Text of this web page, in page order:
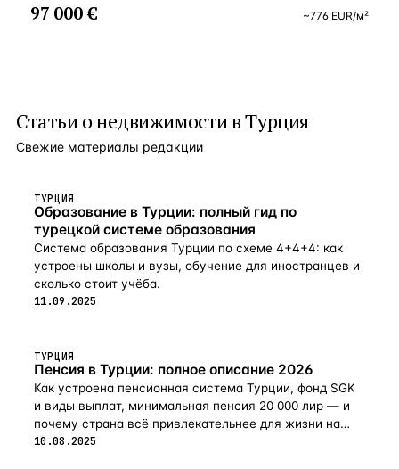
97 000 € ~776 EUR/м²
Статьи онедвижимости в Турция
Свежие материалы редакции
ТУРЦИЯ
Образование в Турции: полный гид по
турецкой системе образования
Система образования Турции по схеме 4+4+4: как
устроены школы и вузы, обучение для иностранцев и
сколько стоит учёба.
11.09.2025
ТУРЦИЯ
Пенсия в Турции: полное описание 2026
Как устроена пенсионная система Турции, фонд SGK
и виды выплат, минимальная пенсия 20 000 лир — и
почему страна всё привлекательнее для жизни на
пенсии в 2026-м.
10.08.2025